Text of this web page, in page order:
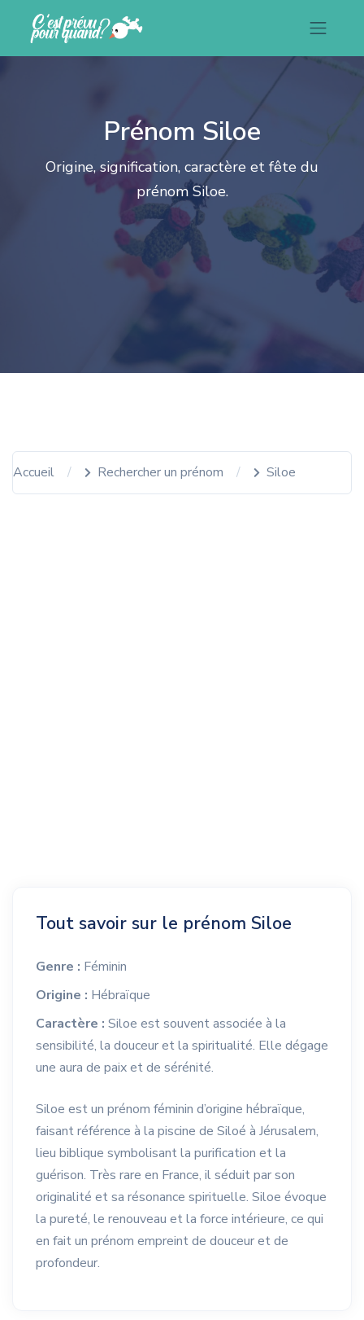
Prénom Siloe
Origine, signification, caractère et fête du
prénom Siloe.
Accueil Rechercher un prénom Siloe
Tout savoir sur le prénom Siloe
Genre : Féminin
Origine : Hébraïque
Caractère : Siloe est souvent associée à la
sensibilité, la douceur et la spiritualité. Elle dégage
une aura de paix et de sérénité.
Siloe est un prénom féminin d’origine hébraïque,
faisant référence à la piscine de Siloé à Jérusalem,
lieu biblique symbolisant la purification et la
guérison. Très rare en France, il séduit par son
originalité et sa résonance spirituelle. Siloe évoque
la pureté, le renouveau et la force intérieure, ce qui
en fait un prénom empreint de douceur et de
profondeur.